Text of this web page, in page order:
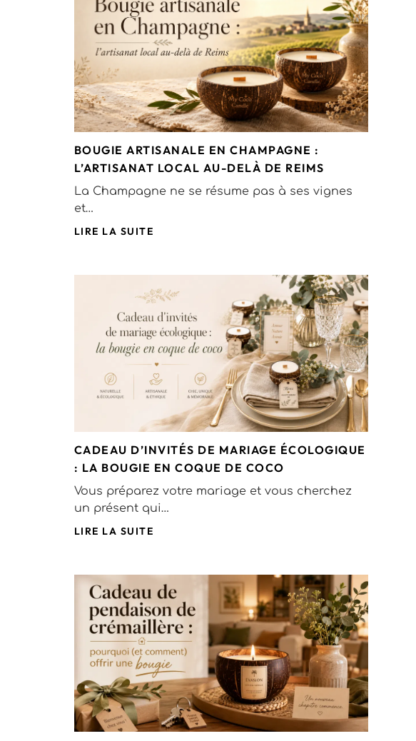
BOUGIE ARTISANALE EN CHAMPAGNE :
L’ARTISANAT LOCAL AU-DELÀ DE REIMS
La Champagne ne se résume pas à ses vignes
et…
LIRE LA SUITE
CADEAU D’INVITÉS DE MARIAGE ÉCOLOGIQUE
: LA BOUGIE EN COQUE DE COCO
Vous préparez votre mariage et vous cherchez
un présent qui…
LIRE LA SUITE